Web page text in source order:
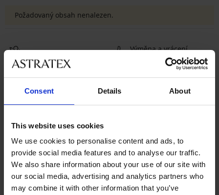
Consent Details About
This website uses cookies
We use cookies to personalise content and ads, to
provide social media features and to analyse our traffic.
We also share information about your use of our site with
our social media, advertising and analytics partners who
may combine it with other information that you’ve
Požadovaný obsah nenalezen.
8 % z nákupu zpět
Výměna a vrácení
Výhodné poštovné
Zákaznická podpora
V pracovních dnech od 8:00 do 17:00
491 204 304
info@astratex.cz